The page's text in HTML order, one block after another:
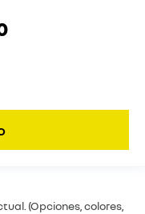
(Opciones, colores,